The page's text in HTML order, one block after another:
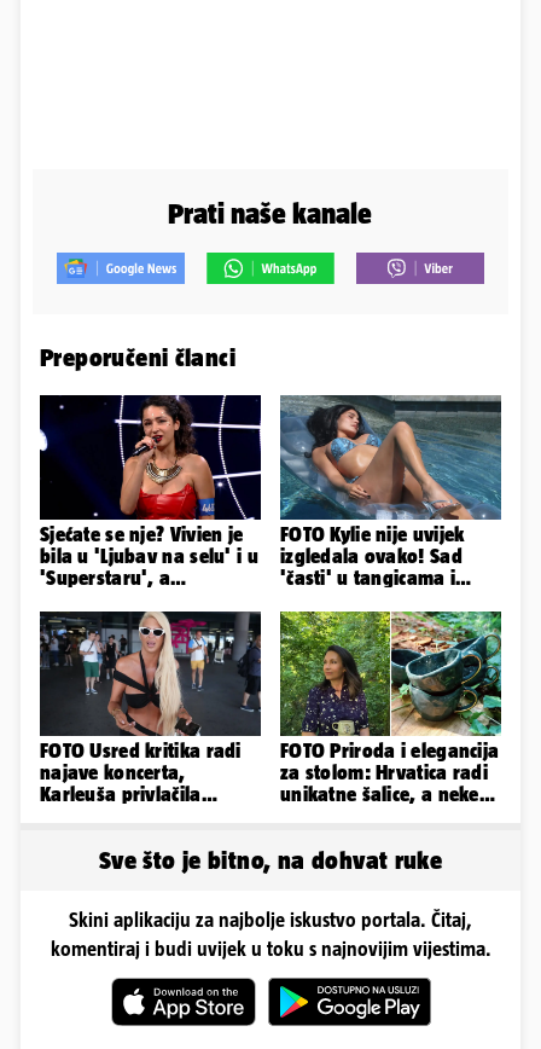
Prati naše kanale
Preporučeni članci
Sjećate se nje? Vivien je
bila u 'Ljubav na selu' i u
'Superstaru', a
izgleda
FOTO Kylie nije uvijek
izgledala ovako! Sad
'časti' u tangicama i
nož'...
FOTO Usred kritika radi
najave koncerta,
Karleuša privlačila
FOTO Priroda i elegancija
za stolom: Hrvatica radi
unikatne šalice, a neke
Sve što je bitno, na dohvat ruke
Skini aplikaciju za najbolje iskustvo portala. Čitaj,
komentiraj i budi uvijek u toku s najnovijim vijestima.